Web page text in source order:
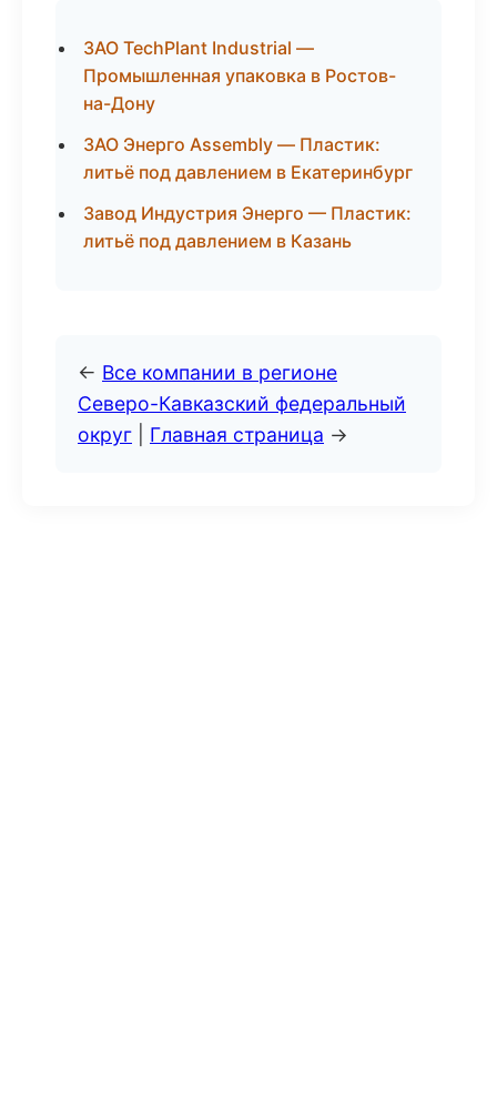
ЗАО TechPlant Industrial —
Промышленная упаковка в Ростов-
на-Дону
ЗАО Энерго Assembly — Пластик:
литьё под давлением в Екатеринбург
Завод Индустрия Энерго — Пластик:
литьё под давлением в Казань
← Все компании в регионе
Северо-Кавказский федеральный
округ
Главная страница →